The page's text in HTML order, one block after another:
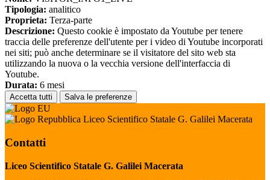
Tipologia: analitico
Proprieta: Terza-parte
Descrizione: Questo cookie è impostato da Youtube per tenere
traccia delle preferenze dell'utente per i video di Youtube incorporati
nei siti; può anche determinare se il visitatore del sito web sta
utilizzando la nuova o la vecchia versione dell'interfaccia di
Youtube.
Durata: 6 mesi
Accetta tutti Salva le preferenze
Liceo Scientifico Statale G. Galilei Macerata
Contatti
Liceo Scientifico Statale G. Galilei Macerata